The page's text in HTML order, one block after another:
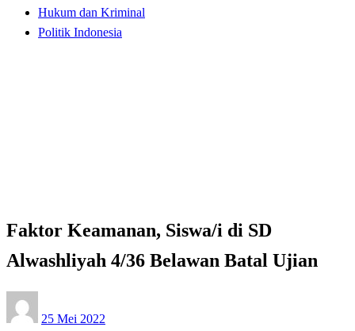
Hukum dan Kriminal
Politik Indonesia
Faktor Keamanan, Siswa/i di SD
Alwashliyah 4/36 Belawan Batal Ujian
on
25 Mei 2022